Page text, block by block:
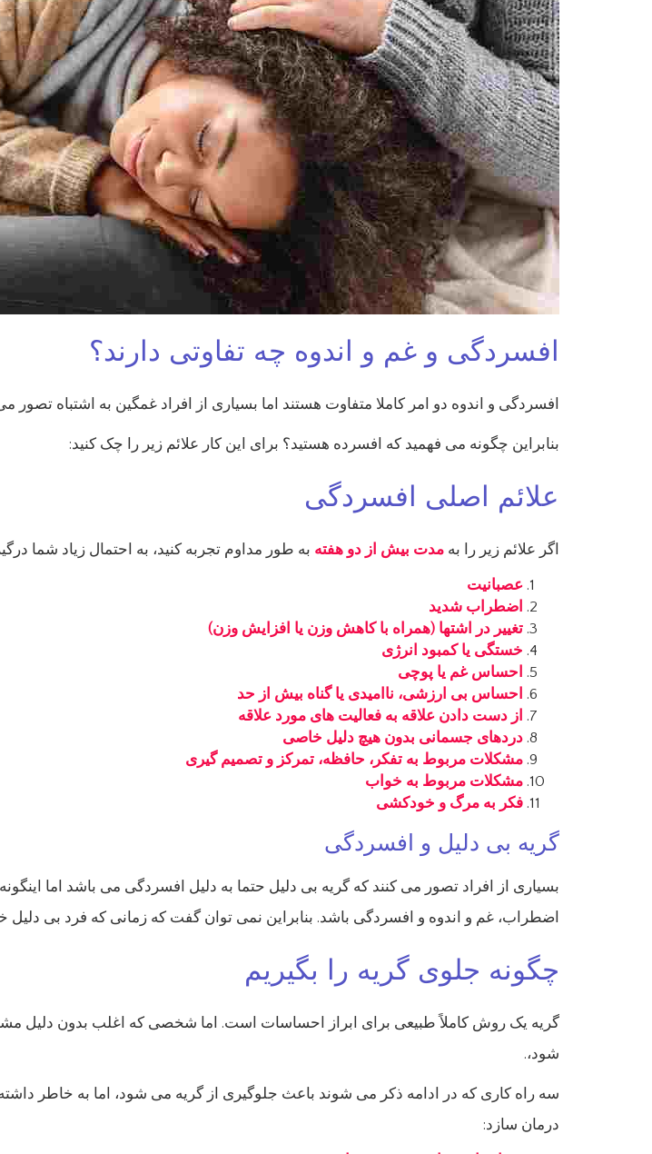
افسردگی و غم و اندوه چه تفاوتی دارند؟
افسردگی و اندوه دو امر کاملا متفاوت هستند اما بسیاری از افراد غمگین به اشتباه
بنابراین چگونه می فهمید که افسرده هستید؟ برای این کار علائم زیر را چک کنید:
علائم اصلی افسردگی
اگر علائم زیر را به مدت بیش از دو هفته به طور مداوم تجربه کنید، به احتمال زیاد شما
عصبانیت
اضطراب شدید
تغییر در اشتها (همراه با کاهش وزن یا افزایش وزن)
خستگی یا کمبود انرژی
احساس غم یا پوچی
احساس بی ارزشی، ناامیدی یا گناه بیش از حد
از دست دادن علاقه به فعالیت های مورد علاقه
دردهای جسمانی بدون هیچ دلیل خاصی
مشکلات مربوط به تفکر، حافظه، تمرکز و تصمیم گیری
مشکلات مربوط به خواب
فکر به مرگ و خودکشی
گریه بی دلیل و افسردگی
بسیاری از افراد تصور می کنند که گریه بی دلیل حتما به دلیل افسردگی می باشد اما
اضطراب، غم و اندوه و افسردگی باشد. بنابراین نمی توان گفت که زمانی که فرد بی
چگونه جلوی گریه را بگیریم
گریه یک روش کاملاً طبیعی برای ابراز احساسات است. اما شخصی که اغلب بدون
شود،.
سه راه کاری که در ادامه ذکر می شوند باعث جلوگیری از گریه می شود، اما به خاطر
درمان سازد: